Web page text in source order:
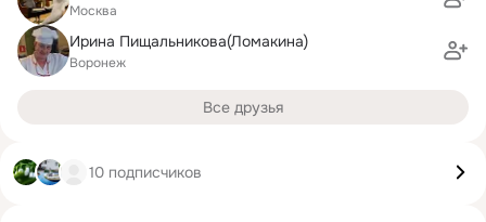
Москва
Ирина Пищальникова(Ломакина)
Воронеж
Все друзья
10 подписчиков